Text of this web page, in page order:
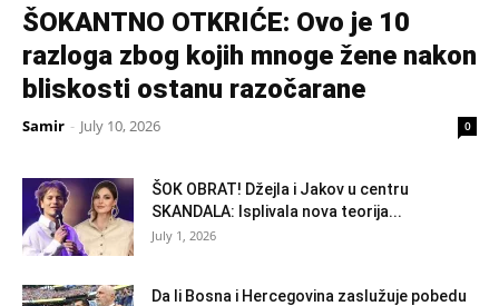
ŠOKANTNO OTKRIĆE: Ovo je 10
razloga zbog kojih mnoge žene nakon
bliskosti ostanu razočarane
Samir - July 10, 2026 0
ŠOK OBRAT! Džejla i Jakov u centru
SKANDALA: Isplivala nova teorija...
July 1, 2026
Da li Bosna i Hercegovina zaslužuje pobedu